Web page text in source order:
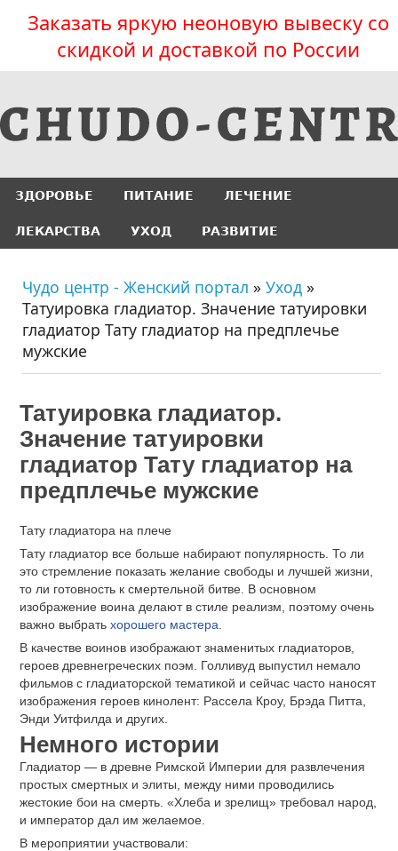
Заказать яркую неоновую вывеску со
скидкой и доставкой по России
ЗДОРОВЬЕ ПИТАНИЕ ЛЕЧЕНИЕ
ЛЕКАРСТВА УХОД РАЗВИТИЕ
Чудо центр - Женский портал » Уход »
Татуировка гладиатор. Значение татуировки
гладиатор Тату гладиатор на предплечье
мужские
Татуировка гладиатор.
Значение татуировки
гладиатор Тату гладиатор на
предплечье мужские
Тату гладиатора на плече
Тату гладиатор все больше набирают популярность. То ли
это стремление показать желание свободы и лучшей жизни,
то ли готовность к смертельной битве. В основном
изображение воина делают в стиле реализм, поэтому очень
важно выбрать хорошего мастера
В качестве воинов изображают знаменитых гладиаторов,
героев древнегреческих поэм. Голливуд выпустил немало
фильмов с гладиаторской тематикой и сейчас часто наносят
изображения героев кинолент: Рассела Кроу, Брэда Питта,
Энди Уитфилда и других.
Немного истории
Гладиатор — в древне Римской Империи для развлечения
простых смертных и элиты, между ними проводились
жестокие бои на смерть. «Хлеба и зрелищ» требовал народ,
и император дал им желаемое.
В мероприятии участвовали: